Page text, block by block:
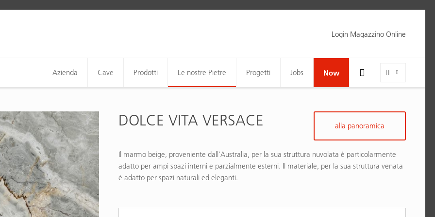
Login Magazzino Online
IT
Toggle Search Bar Visibility For Wide Screens
Azienda
Cave Prodotti Le nostre Pietre Progetti Jobs Now
DOLCE VITA VERSACE
Il marmo beige, proveniente dall’Australia, per la sua struttura nuvolata è particolarmente
adatto per ampi spazi interni e parzialmente esterni. Il materiale, per la sua struttura venata
è adatto per spazi naturali ed eleganti.
alla panoramica